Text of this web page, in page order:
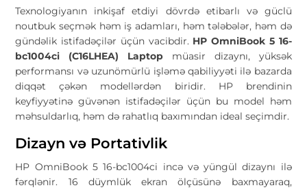
Texnologiyanın inkişaf etdiyi dövrdə etibarlı və güclü
noutbuk seçmək həm iş adamları, həm tələbələr, həm də
gündəlik istifadəçilər üçün vacibdir. HP OmniBook 5 16-
bc1004ci (C16LHEA) Laptop müasir dizaynı, yüksək
performansı və uzunömürlü işləmə qabiliyyəti ilə bazarda
diqqət çəkən modellərdən biridir. HP brendinin
keyfiyyətinə güvənən istifadəçilər üçün bu model həm
məhsuldarlıq, həm də rahatlıq baxımından ideal seçimdir.
Dizayn və Portativlik
HP OmniBook 5 16-bc1004ci incə və yüngül dizaynı ilə
fərqlənir. 16 düymlük ekran ölçüsünə baxmayaraq,